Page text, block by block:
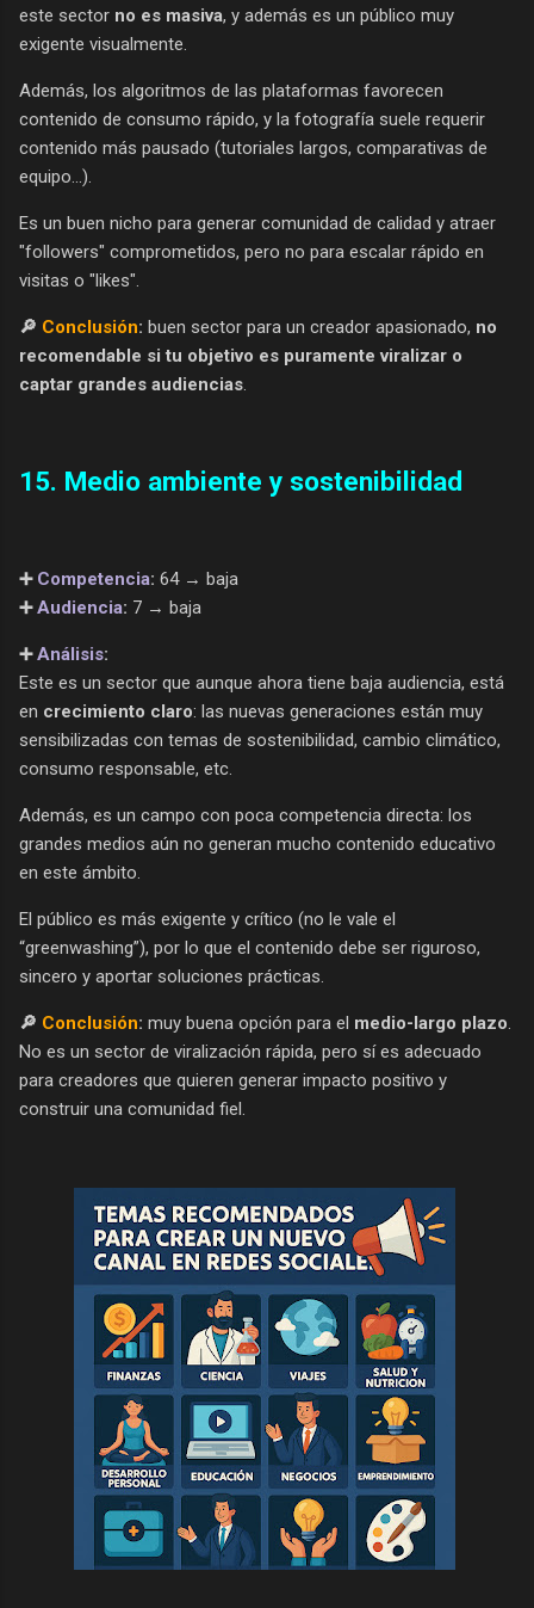
este sector no es masiva, y además es un público muy
exigente visualmente.
Además, los algoritmos de las plataformas favorecen
contenido de consumo rápido, y la fotografía suele requerir
contenido más pausado (tutoriales largos, comparativas de
equipo...).
Es un buen nicho para generar comunidad de calidad y atraer
"followers" comprometidos, pero no para escalar rápido en
visitas o "likes".
🔎 Conclusión: buen sector para un creador apasionado, no
recomendable si tu objetivo es puramente viralizar o
captar grandes audiencias.
15. Medio ambiente y sostenibilidad
➕ Competencia: 64 → baja
➕ Audiencia: 7 → baja
➕Análisis:
Este es un sector que aunque ahora tiene baja audiencia, está
en crecimiento claro: las nuevas generaciones están muy
sensibilizadas con temas de sostenibilidad, cambio climático,
consumo responsable, etc.
Además, es un campo con poca competencia directa: los
grandes medios aún no generan mucho contenido educativo
en este ámbito.
El público es más exigente y crítico (no le vale el
“greenwashing”), por lo que el contenido debe ser riguroso,
sincero y aportar soluciones prácticas.
🔎 Conclusión: muy buena opción para el medio-largo plazo.
No es un sector de viralización rápida, pero sí es adecuado
para creadores que quieren generar impacto positivo y
construir una comunidad fiel.